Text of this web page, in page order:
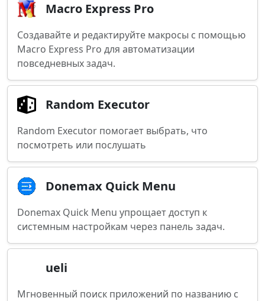
Macro Express Pro
Создавайте и редактируйте макросы с помощью
Macro Express Pro для автоматизации
повседневных задач.
Random Executor
Random Executor помогает выбрать, что
посмотреть или послушать
Donemax Quick Menu
Donemax Quick Menu упрощает доступ к
системным настройкам через панель задач.
ueli
Мгновенный поиск приложений по названию с